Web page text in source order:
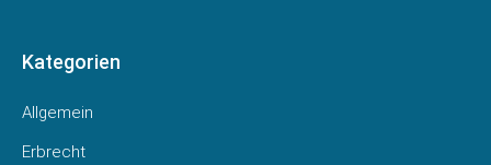
Kategorien
Allgemein
Erbrecht